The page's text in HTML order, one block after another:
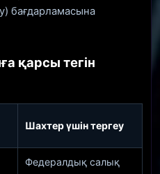
бағдарламасына
қарсы тегін
Шахтер үшін тергеу
Федералдық салық